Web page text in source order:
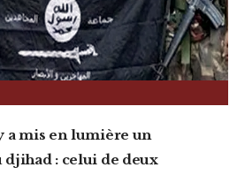
: celui de deux